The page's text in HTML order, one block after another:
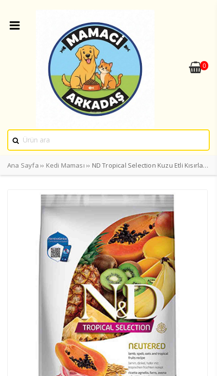
0
Ana Sayfa ›› Kedi Maması ›› ND Tropical Selection Kuzu Etli Kısırlaştırılmış Kedi Maması 10kg